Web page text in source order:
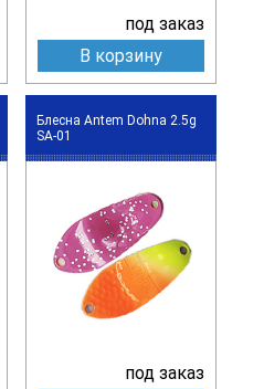
под заказ
В корзину
Блесна Antem Dohna 2.5g
SA-01
под заказ